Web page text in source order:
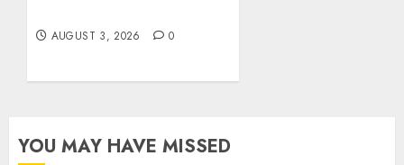
AUGUST 3, 2026 0
YOU MAY HAVE MISSED